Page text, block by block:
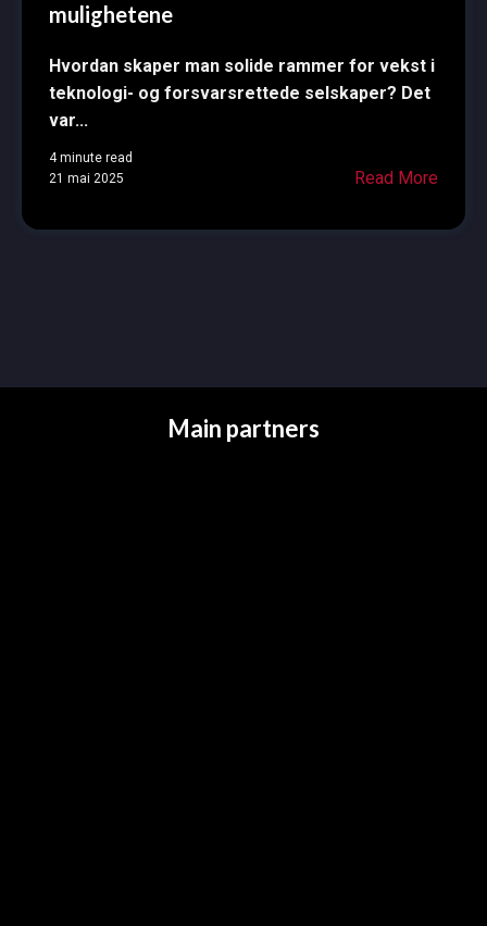
mulighetene
Hvordan skaper man solide rammer for vekst i
teknologi- og forsvarsrettede selskaper? Det
var...
4 minute read
21 mai 2025
Read More
Main partners